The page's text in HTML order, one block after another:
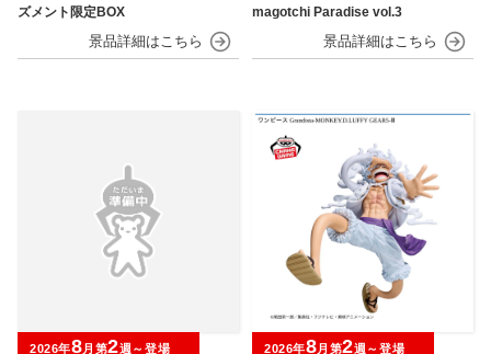
ズメント限定BOX
magotchi Paradise vol.3
2026年8月第2週～登場 2026年8月第2週～登場